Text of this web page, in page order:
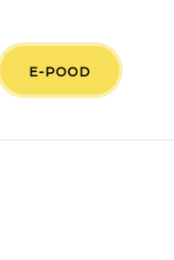
E-POOD